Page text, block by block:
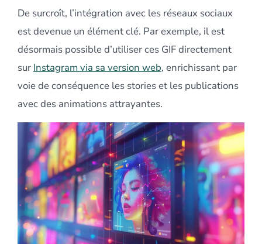
De surcroît, l’intégration avec les réseaux sociaux
est devenue un élément clé. Par exemple, il est
désormais possible d’utiliser ces GIF directement
sur Instagram via sa version web, enrichissant par
voie de conséquence les stories et les publications
avec des animations attrayantes.